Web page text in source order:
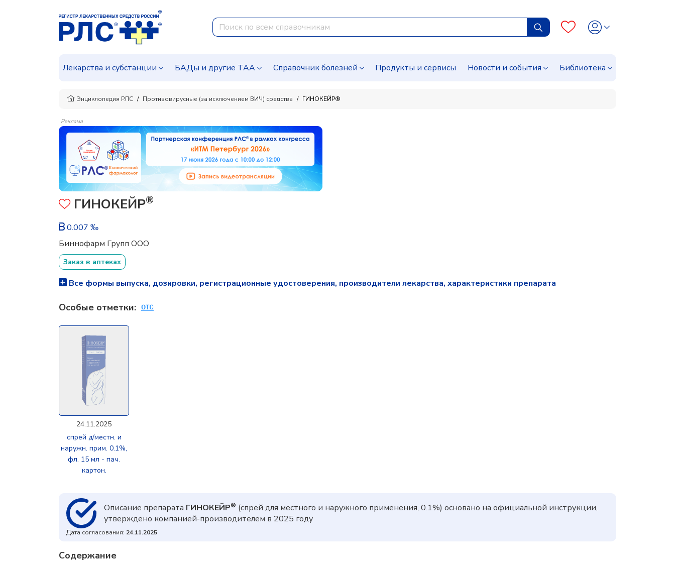
Лекарства и субстанции БАДы и другие ТАА Справочник болезней Продукты и сервисы Новости и события Библиотека
Энциклопедия РЛС Противовирусные (за исключением ВИЧ) средства ГИНОКЕЙР®
Реклама
ГИНОКЕЙР®
0.007 ‰
Биннофарм Групп ООО
Заказ в аптеках
Все формы выпуска, дозировки, регистрационные удостоверения, производители лекарства, характеристики препарата
Особые отметки:
24.11.2025
спрей д/местн. и
наружн. прим. 0.1%,
фл. 15 мл - пач.
картон.
Описание препарата ГИНОКЕЙР® (спрей для местного и наружного применения, 0.1%) основано на официальной инструкции,
утверждено компанией-производителем в 2025 году
Дата согласования: 24.11.2025
Содержание